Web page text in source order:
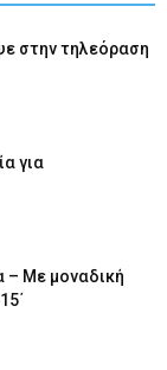
στην τηλεόραση
για
– Με μοναδική